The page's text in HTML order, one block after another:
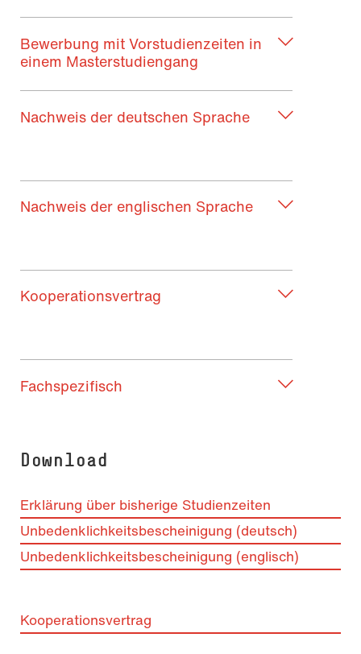
Bewerbung mit Vorstudienzeiten in
einem Masterstudiengang
Nachweis der deutschen Sprache
Nachweis der englischen Sprache
Kooperationsvertrag
Fachspezifisch
Download
Erklärung über bisherige Studienzeiten
Unbedenklichkeitsbescheinigung (deutsch)
Unbedenklichkeitsbescheinigung (englisch)
Kooperationsvertrag